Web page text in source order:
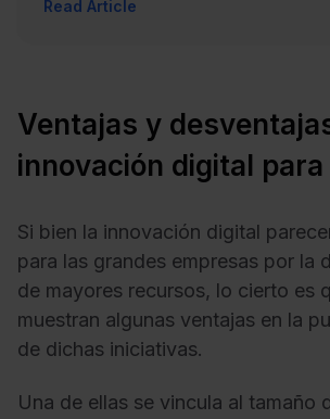
Read Article
Ventajas y
innovación digital para
Si bien la innovación digital
para las grandes empresas por la
de mayores recursos, lo cierto es
muestran algunas ventajas en la
de dichas iniciativas.
Una de ellas se vincula al tamaño